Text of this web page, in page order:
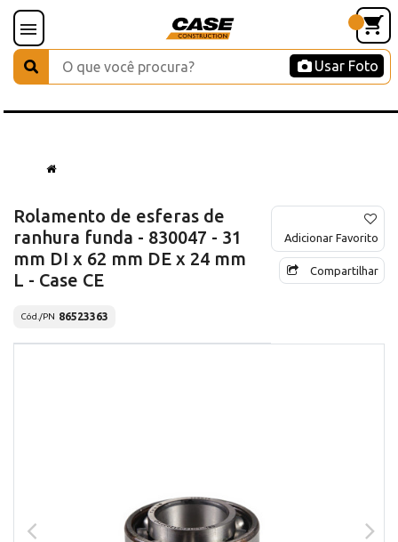
Usar Foto
Rolamento de esferas de
ranhura funda - 830047 - 31
mm DI x 62 mm DE x 24 mm
L - Case CE
Cód./PN 86523363
Adicionar Favorito
Compartilhar